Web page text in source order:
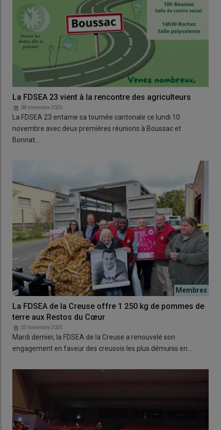
La FDSEA 23 vient à la rencontre des agriculteurs
08 novembre 2025
La FDSEA 23 entame sa tournée cantonale ce lundi 10
novembre avec deux premières réunions à Boussac et
Bonnat…
La FDSEA de la Creuse offre 1 250 kg de pommes de
terre aux Restos du Cœur
03 novembre 2025
Mardi dernier, la FDSEA de la Creuse a renouvelé son
engagement en faveur des creusois les plus démunis en…